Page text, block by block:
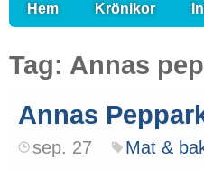
Hem Krönikor
Tag: Annas
Annas
sep. 27 Mat &